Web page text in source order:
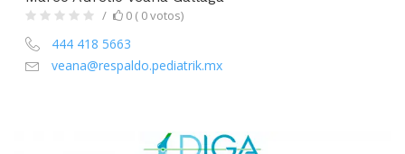
0 ( 0 votos)
444 418 5663
veana@respaldo.pediatrik.mx